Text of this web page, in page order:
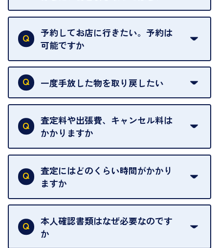
再販不可能な物は、場合によってはお断りすること
がございます。ご了承ください。
予約してお店に行きたい。予約は
可能ですか
申し訳ありませんが、現在はご来店の予約は承って
おりません。
を整えておりますので、お好きな時にお越しくださ
い。
お急ぎの場合はスタッフに一言お声がけください。
可能な限り、迅速に対応させていただきます。
一度手放した物を取り戻したい
当店は質店ではありませんので、買い取ったお品物
は基本的に販売へと回されます。買い戻しはできま
せんので、ご了承ください。
グオフが可能です。
契約破棄という形で、お品物をお戻しすることがで
きます。
売却当日を含む8日間のうちに、お気軽にお申し出
出張買取のお品物は、8日間保管しております。
査定料や出張費、キャンセル料は
かかりますか
一切いただいておりません。査定金額にご納得いた
だけない場合は、その場でお断りいただいても問題
ございません。お気軽にご相談ください。
査定にはどのくらい時間がかかり
ますか
お品物の内容や点数によって異なりますが、店頭買
取の場合は1点あたり数分程度が目安です。大量の
お品物の場合は、お時間をいただくことがございま
本人確認書類はなぜ必要なのです
か